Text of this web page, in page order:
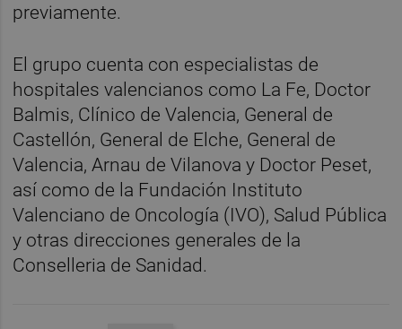
previamente.
El grupo cuenta con especialistas de
hospitales valencianos como La Fe, Doctor
Balmis, Clínico de Valencia, General de
Castellón, General de Elche, General de
Valencia, Arnau de Vilanova y Doctor Peset,
así como de la Fundación Instituto
Valenciano de Oncología (IVO), Salud Pública
y otras direcciones generales de la
Conselleria de Sanidad.